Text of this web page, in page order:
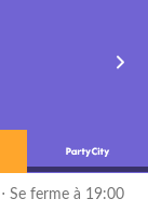
⋅ Se ferme à 19:00